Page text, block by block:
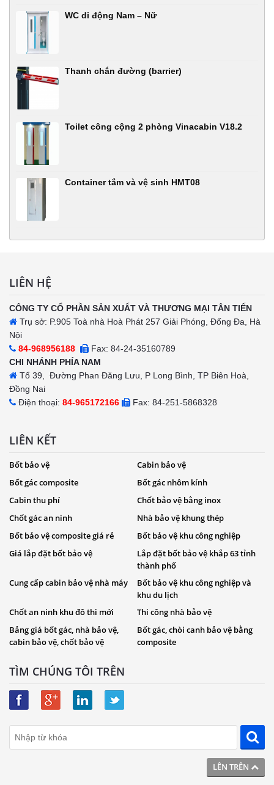
WC di động Nam – Nữ
Thanh chắn đường (barrier)
Toilet công cộng 2 phòng Vinacabin V18.2
Container tắm và vệ sinh HMT08
LÊN TRÊN
LIÊN HỆ
CÔNG TY CỔ PHẦN SẢN XUẤT VÀ THƯƠNG MẠI TÂN TIẾN
Trụ sở: P.905 Toà nhà Hoà Phát 257 Giải Phóng, Đống Đa, Hà
Nội
84-968956188
Fax: 84-24-35160789
CHI NHÁNH PHÍA NAM
Tổ 39, Đường Phan Đăng Lưu, P Long Bình, TP Biên Hoà,
Đồng Nai
Điện thoại: 84-965172166 Fax: 84-251-5868328
LIÊN KẾT
Bốt bảo vệ
Cabin bảo vệ
Bốt gác composite
Bốt gác nhôm kính
Cabin thu phí
Chốt bảo vệ bằng inox
Chốt gác an ninh
Nhà bảo vệ khung thép
Bốt bảo vệ composite giá rẻ
Bốt bảo vệ khu công nghiệp
Giá lắp đặt bốt bảo vệ
Lắp đặt bốt bảo vệ khắp 63 tỉnh
thành phố
Cung cấp cabin bảo vệ nhà máy Bốt bảo vệ khu công nghiệp và
khu du lịch
Chốt an ninh khu đô thi mới
Thi công nhà bảo vệ
Bảng giá bốt gác, nhà bảo vệ,
cabin bảo vệ, chốt bảo vệ
Bốt gác, chòi canh bảo vệ bằng
composite
TÌM CHÚNG TÔI TRÊN